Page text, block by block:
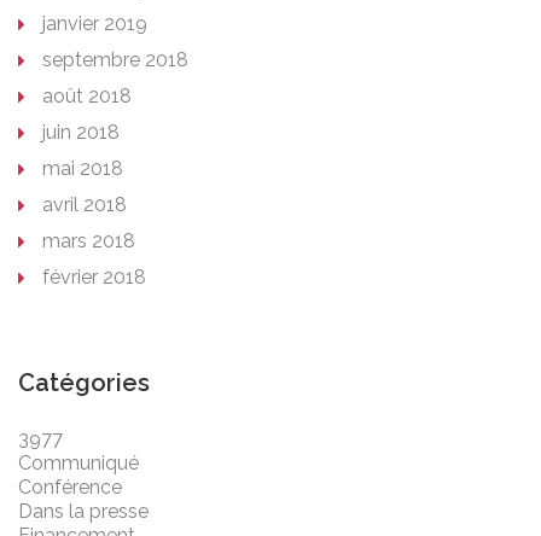
janvier 2019
septembre 2018
août 2018
juin 2018
mai 2018
avril 2018
mars 2018
février 2018
Catégories
3977
Communiqué
Conférence
Dans la presse